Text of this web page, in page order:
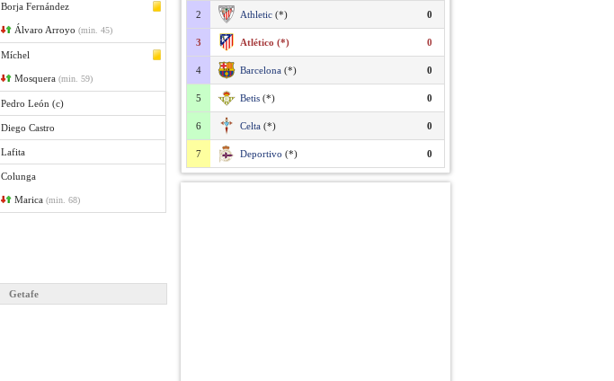
Borja Fernández
Álvaro Arroyo (min. 45)
Míchel
Mosquera (min. 59)
Pedro León (c)
Diego Castro
Lafita
Colunga
Marica (min. 68)
Getafe
2 Athletic (*) 0
3 Atlético (*) 0
4 Barcelona (*) 0
5 Betis (*) 0
6 Celta (*) 0
7 Deportivo (*) 0